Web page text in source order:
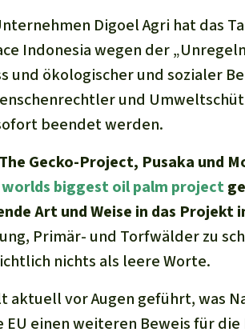
Digoel Agri hat das
Indonesia wegen der
und ökologischer und sozialer
und
beendet werden.
Gecko-Project, Pusaka und
biggest oil palm project
Art und Weise in das Projekt
Primär- und Torfwälder zu
nichts als leere Worte.
aktuell vor Augen geführt, was
einen weiteren Beweis für